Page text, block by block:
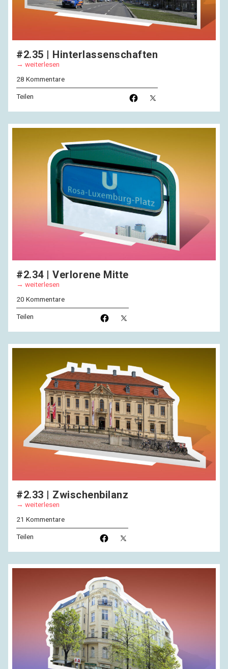
#2.35 | Hinterlassenschaften
weiterlesen
28 Kommentare
Teilen
#2.34 | Verlorene Mitte
weiterlesen
20 Kommentare
Teilen
#2.33 | Zwischenbilanz
weiterlesen
21 Kommentare
Teilen